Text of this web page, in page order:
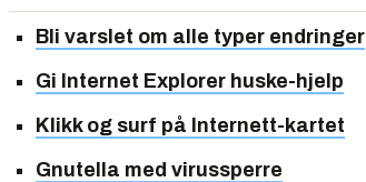
Bli varslet om alle typer endringer
Gi Internet Explorer huske-hjelp
Klikk og surf på Internett-kartet
Gnutella med virussperre